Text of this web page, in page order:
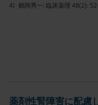
鶴岡秀一: 臨床薬理 48(2):
薬剤性腎障害に配慮